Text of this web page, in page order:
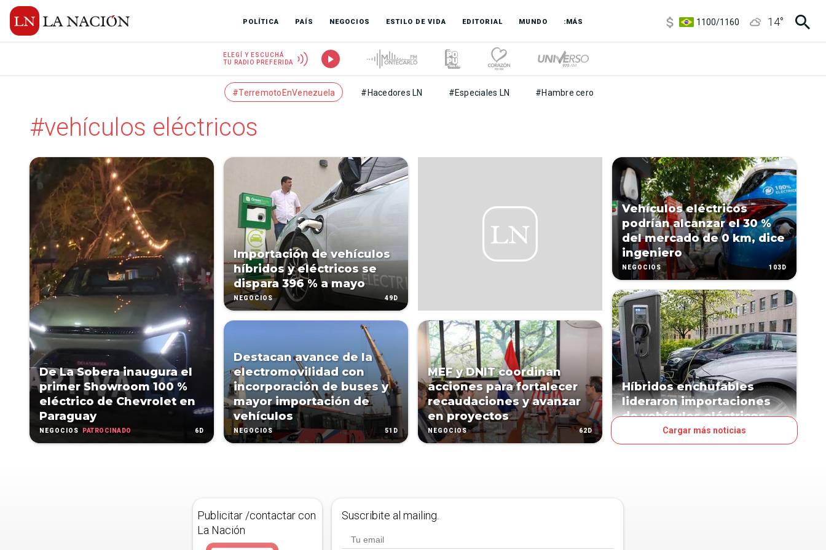
POLÍTICA PAÍS NEGOCIOS ESTILO DE VIDA EDITORIAL MUNDO :MÁS
1100/1160
14°
ELEGÍ Y ESCUCHÁ
TU RADIO PREFERIDA
#TerremotoEnVenezuela #Hacedores LN #Especiales LN #Hambre cero
#vehículos eléctricos
De La Sobera inaugura el
primer Showroom 100 %
eléctrico de Chevrolet en
Paraguay
NEGOCIOS PATROCINADO 6D
Importación de vehículos
híbridos y eléctricos se
dispara 396 % a mayo
NEGOCIOS 49D
Destacan avance de la
electromovilidad con
incorporación de buses y
mayor importación de
vehículos
NEGOCIOS 51D
MEF y DNIT coordinan
acciones para fortalecer
recaudaciones y avanzar
en proyectos
NEGOCIOS 62D
Vehículos eléctricos
podrían alcanzar el 30 %
del mercado de 0 km, dice
ingeniero
NEGOCIOS 103D
Híbridos enchufables
lideraron importaciones
de vehículos eléctricos
Cargar más noticias
Publicitar /contactar con
La Nación
Suscribite al mailing.